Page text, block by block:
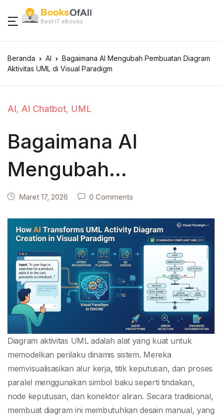
Best IT eBooks
Beranda AI
Bagaimana AI Mengubah Pembuatan Diagram
Aktivitas UML di Visual Paradigm
AI, AI Chatbot, UML
Bagaimana AI
Mengubah
Pembuatan Diagram
Aktivitas UML di
Visual Paradigm
Maret 17, 2026 0 Comments
Diagram aktivitas UML adalah alat yang kuat untuk
memodelkan perilaku dinamis sistem. Mereka
memvisualisasikan alur kerja, titik keputusan, dan proses
paralel menggunakan simbol baku seperti tindakan,
node keputusan, dan konektor aliran. Secara tradisional,
membuat diagram ini membutuhkan desain manual, yang